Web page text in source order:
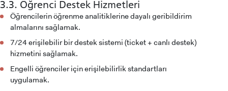
INTERNATIONAL
STUDENT
3.3. Öğrenci Destek Hizmetleri
Öğrencilerin öğrenme analitiklerine dayalı geribildirim
almalarını sağlamak.
7/24 erişilebilir bir destek sistemi (ticket + canlı destek)
hizmetini sağlamak.
Engelli öğrenciler için erişilebilirlik standartları
uygulamak.